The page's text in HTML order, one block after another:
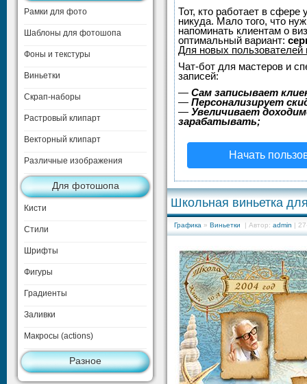
Рамки для фото
Шаблоны для фотошопа
Фоны и текстуры
Виньетки
Скрап-наборы
Растровый клипарт
Векторный клипарт
Различные изображения
Для фотошопа
Кисти
Стили
Шрифты
Фигуры
Градиенты
Заливки
Макросы (actions)
Разное
Тот, кто работает в сфере
никуда. Мало того, что
напоминать клиентам о
оптимальный вариант:
Для новых пользователей
Чат-бот для мастеров и
записей:
— Сам записывает
— Персонализирует
— Увеличивает
зарабатывать;
Начать
Школьная виньетка
Графика » Виньетки | Автор: admin |